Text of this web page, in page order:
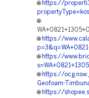
🌐 https://
🌐
🌐 https://
🌐 https://
🌐 https://
Geofoam-
🌐 https://